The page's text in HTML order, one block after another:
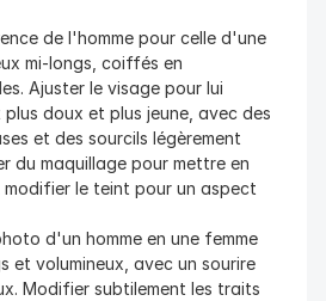
de l'homme pour celle d'une
mi-longs, coiffés en
Ajuster le visage pour lui
doux et plus jeune, avec des
et des sourcils légèrement
du maquillage pour mettre en
modifier le teint pour un aspect
d'un homme en une femme
et volumineux, avec un sourire
Modifier subtilement les traits